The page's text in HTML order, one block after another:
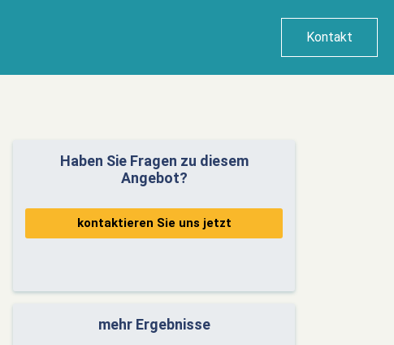
Kontakt
Haben Sie Fragen zu diesem
Angebot?
kontaktieren Sie uns jetzt
mehr Ergebnisse